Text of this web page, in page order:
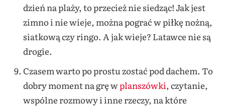
dzień na plaży, to przecież nie siedząc! Jak jest
zimno i nie wieje, można pograć w piłkę nożną,
siatkową czy ringo. A jak wieje? Latawce nie są
drogie.
Czasem warto po prostu zostać pod dachem. To
dobry moment na grę wplanszówki, czytanie,
wspólne rozmowy i inne rzeczy, na które